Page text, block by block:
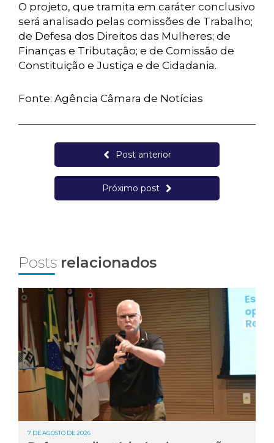
O projeto, que tramita em caráter conclusivo
será analisado pelas comissões de Trabalho;
de Defesa dos Direitos das Mulheres; de
Finanças e Tributação; e de Comissão de
Constituição e Justiça e de Cidadania.
Fonte: Agência Câmara de Notícias
Post anterior
Próximo post
Posts relacionados
7 DE AGOSTO DE 2026